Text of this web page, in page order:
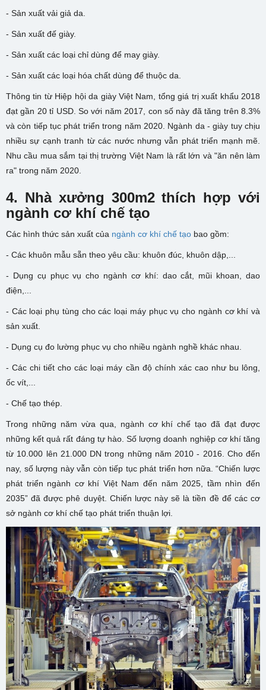
- Sản xuất vải giả da.
- Sản xuất đế giày.
- Sản xuất các loại chỉ dùng để may giày.
- Sản xuất các loại hóa chất dùng để thuộc da.
Thông tin từ Hiệp hội da giày Việt Nam, tổng giá trị xuất khẩu 2018
đạt gần 20 tỉ USD. So với năm 2017, con số này đã tăng trên 8.3%
và còn tiếp tục phát triển trong năm 2020. Ngành da - giày tuy chịu
nhiều sự cạnh tranh từ các nước nhưng vẫn phát triển mạnh mẽ.
Nhu cầu mua sắm tại thị trường Việt Nam là rất lớn và "ăn nên làm
ra" trong năm 2020.
4. Nhà xưởng 300m2 thích hợp với
ngành cơ khí chế tạo
Các hình thức sản xuất của ngành cơ khí chế tạo bao gồm:
- Các khuôn mẫu sẵn theo yêu cầu: khuôn đúc, khuôn dập,...
- Dụng cụ phục vụ cho ngành cơ khí: dao cắt, mũi khoan, dao
điện,...
- Các loại phụ tùng cho các loại máy phục vụ cho ngành cơ khí và
sản xuất.
- Dụng cụ đo lường phục vụ cho nhiều ngành nghề khác nhau.
- Các chi tiết cho các loại máy cần độ chính xác cao như bu lông,
ốc vít,...
- Chế tạo thép.
Trong những năm vừa qua, ngành cơ khí chế tạo đã đạt được
những kết quả rất đáng tự hào. Số lượng doanh nghiệp cơ khí tăng
từ 10.000 lên 21.000 DN trong những năm 2010 - 2016. Cho đến
nay, số lượng này vẫn còn tiếp tục phát triển hơn nữa. “Chiến lược
phát triển ngành cơ khí Việt Nam đến năm 2025, tầm nhìn đến
2035” đã được phê duyệt. Chiến lược này sẽ là tiền đề để các cơ
sở ngành cơ khí chế tạo phát triển thuận lợi.